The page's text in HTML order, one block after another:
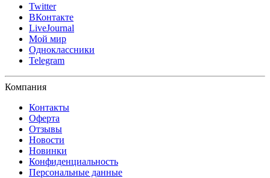
Twitter
ВКонтакте
LiveJournal
Мой мир
Одноклассники
Telegram
Компания
Контакты
Оферта
Отзывы
Новости
Новинки
Конфиденциальность
Персональные данные